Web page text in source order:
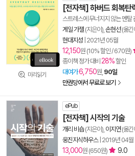
미리읽기
[전자책] 하버드 회복탄
스트레스에 무너지지 않는 멘탈
게일 가젤 (지은이), 손현선(옮긴
현대지성 2021년 05월
12,150원 (10% 할인 / 670원)
종이책 정가 대비 28%할인
대여가6,750원, 90일
만권당에서 무료로 보기
ePub
[전자책] 시작의 기술
개리 비숍(지은이), 이지연(옮긴
웅진지식하우스| 2019년 04월
13,000원 (650원) 9.0